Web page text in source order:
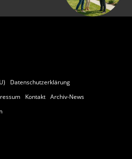
Datenschutzerklärung
Kontakt Archiv-News